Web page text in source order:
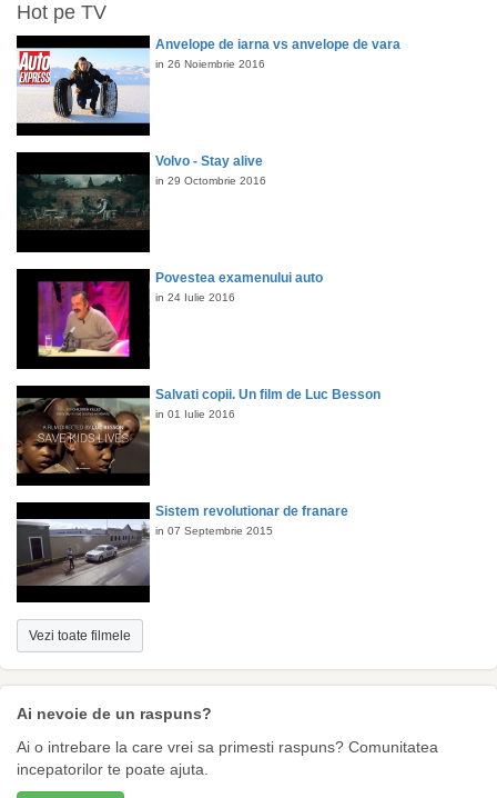
Hot pe TV
Anvelope de iarna vs anvelope de vara
in 26 Noiembrie 2016
Volvo - Stay alive
in 29 Octombrie 2016
Povestea examenului auto
in 24 Iulie 2016
Salvati copii. Un film de Luc Besson
in 01 Iulie 2016
Sistem revolutionar de franare
in 07 Septembrie 2015
Vezi toate filmele
Ai nevoie de un raspuns?
Ai o intrebare la care vrei sa primesti raspuns? Comunitatea
incepatorilor te poate ajuta.